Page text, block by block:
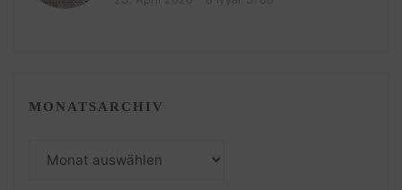
MONATSARCHIV